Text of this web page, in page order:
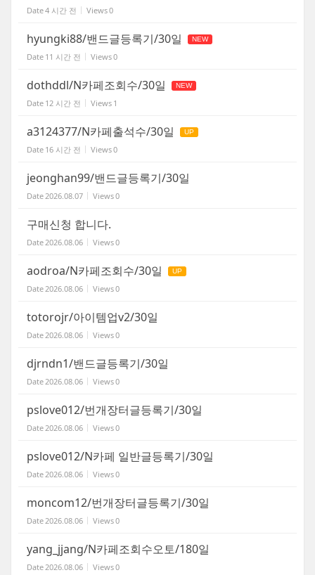
Date4 시간 전 Views0
hyungki88/밴드글등록기/30일 NEW
Date 11 시간 전 Views0
dothddl/N카페조회수/30일 NEW
Date 12 시간 전 Views 1
a3124377/N카페출석수/30일 UP
Date 16 시간 전 Views0
jeonghan99/밴드글등록기/30일
Date 2026.08.07 Views0
구매신청 합니다.
Date 2026.08.06 Views0
aodroa/N카페조회수/30일 UP
Date 2026.08.06 Views0
totorojr/아이템업v2/30일
Date 2026.08.06 Views0
djrndn1/밴드글등록기/30일
Date 2026.08.06 Views0
pslove012/번개장터글등록기/30일
Date 2026.08.06 Views0
pslove012/N카페 일반글등록기/30일
Date 2026.08.06 Views0
moncom12/번개장터글등록기/30일
Date 2026.08.06 Views0
yang_jjang/N카페조회수오토/180일
Date 2026.08.06 Views0